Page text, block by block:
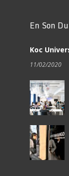
En Son
Koc
11/02/2020